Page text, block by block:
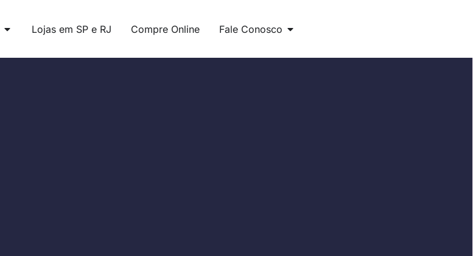
Lojas em SP e RJ Compre Online Fale Conosco